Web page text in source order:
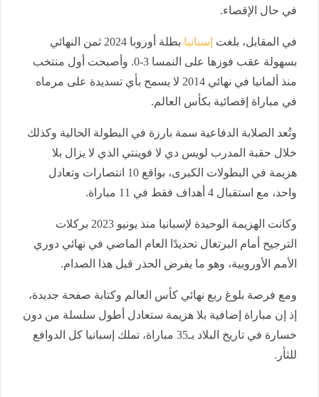
في حال الإقصاء.
في المقابل، بلغت إسبانيا
بطلة أوروبا 2024 ثمن النهائي
بسهولة عقب فوزها على النمسا 3-0. وأصبحت أول منتخب
منذ ألمانيا في نهائي 2014 لا يسمح بأي تسديدة على مرماه
في مباراة إقصائية بكأس العالم.
وتُعد الصلابة الدفاعية سمة بارزة في البطولة الحالية وكذلك
خلال حقبة المدرب لويس دي لا فوينتي الذي لا يزال بلا
هزيمة في البطولات الكبرى، بواقع 10 انتصارات وتعادل
واحد، مع استقبال 4 أهداف فقط في 11 مباراة.
وكانت الهزيمة الوحيدة لإسبانيا منذ يونيو 2023 بركلات
الترجيح أمام البرتغال تحديدًا العام الماضي في نهائي دوري
الأمم الأوروبية، وهو ما يفرض الحذر قبل هذا الصدام.
ومع فرصة بلوغ ربع نهائي كأس العالم وكتابة صفحة جديدة،
إذ إن مباراة إضافية بلا هزيمة ستعادل أطول سلسلة من دون
خسارة في تاريخ البلاد بـ35 مباراة، تملك إسبانيا كل الدوافع
للثأر.